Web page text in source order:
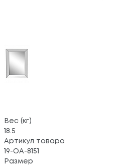
Вес (кг)
18.5
Артикул товара
19-OA-8151
Размер